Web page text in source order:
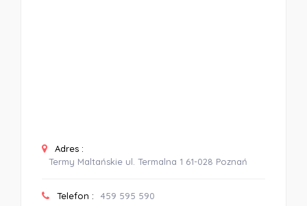
Adres :
Termy Maltańskie ul. Termalna 1 61-028 Poznań
Telefon : 459 595 590